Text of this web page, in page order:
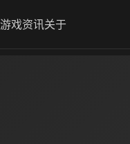
游戏资讯关于